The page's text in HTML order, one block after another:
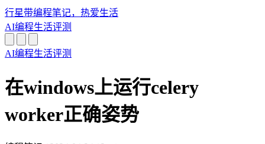
行星带编程笔记，热爱生活
AI编程生活评测
AI编程生活评测
在windows上运行celery
worker正确姿势